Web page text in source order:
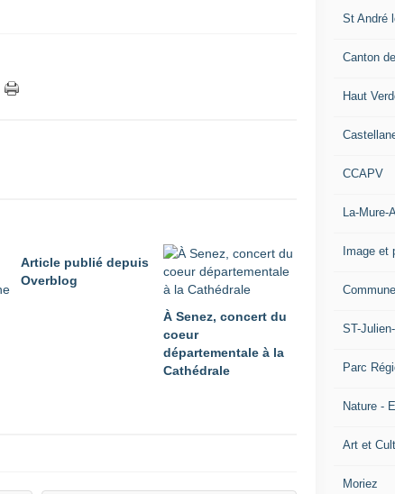
Article publié depuis
Overblog
À Senez, concert du
coeur
départementale à la
Cathédrale
St André
Canton
Haut
CCAPV
La-Mure-
Image et
ST-
Parc
Nature -
Art et
Moriez